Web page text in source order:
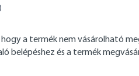
a termék nem vásárolható
belépéshez és a termék